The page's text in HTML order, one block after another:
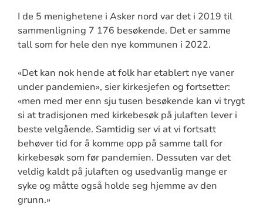
I de 5 menighetene i Asker nord var det i 2019 til
sammenligning 7 176 besøkende. Det er samme
tall som for hele den nye kommunen i 2022.
«Det kan nok hende at folk har etablert nye vaner
under pandemien», sier kirkesjefen og fortsetter:
«men med mer enn sju tusen besøkende kan vi trygt
si at tradisjonen med kirkebesøk på julaften lever i
beste velgående. Samtidig ser vi at vi fortsatt
behøver tid for å komme opp på samme tall for
kirkebesøk som før pandemien. Dessuten var det
veldig kaldt på julaften og usedvanlig mange er
syke og måtte også holde seg hjemme av den
grunn.»